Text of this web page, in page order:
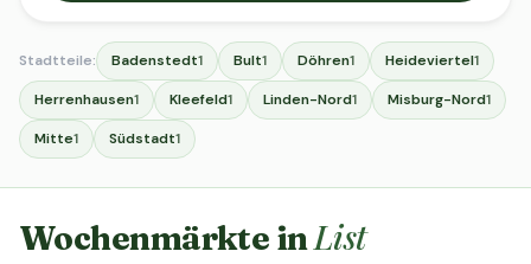
Stadtteile: Badenstedt1 Bult1 Döhren1 Heideviertel1
Herrenhausen1 Kleefeld1 Linden-Nord1 Misburg-Nord1
Mitte1 Südstadt1
Wochenmärkte inList